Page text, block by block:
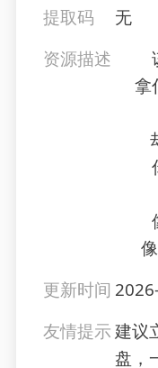
提取码
无
资源描述
拿
更新时间
友情提示建议
盘，